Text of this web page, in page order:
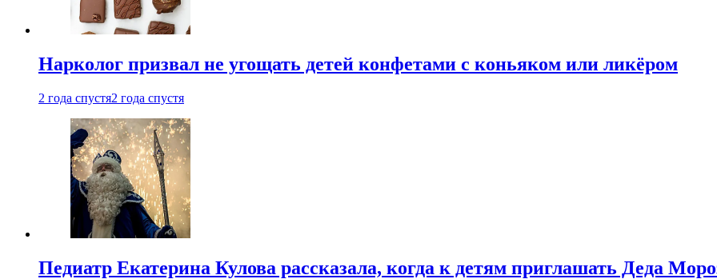
Нарколог призвал не угощать детей конфетами с коньяком или ликёром
2 года спустя2 года спустя
Педиатр Екатерина Кулова рассказала, когда к детям приглашать Деда